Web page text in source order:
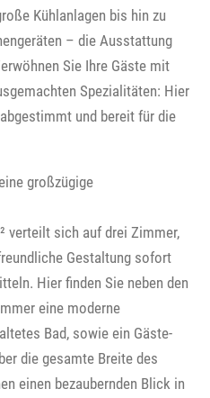
Kühlanlagen bis hin zu
– die Ausstattung
Sie Ihre Gäste mit
Spezialitäten: Hier
und bereit für die
großzügige
verteilt sich auf drei Zimmer,
Gestaltung sofort
Hier finden Sie neben den
eine moderne
Bad, sowie ein Gäste-
die gesamte Breite des
einen bezaubernden Blick in